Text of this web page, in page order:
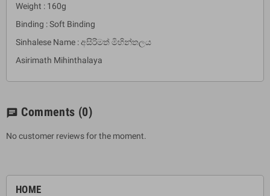
HOME
Weight : 160g
Binding : Soft Binding
Sinhalese Name : අසිරිමත් මිහින්තලය
Asirimath Mihinthalaya
chat Comments (0)
No customer reviews for the moment.